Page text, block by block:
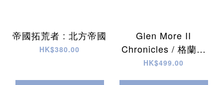
帝國拓荒者 : 北方帝國
HK$380.00
Glen More II
Chronicles / 格蘭摩
爾：編年史
HK$499.00